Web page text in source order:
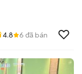
4.8 6 đã bán